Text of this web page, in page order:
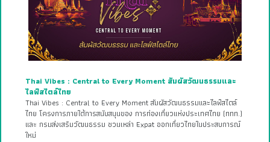
Thai Vibes : Central to Every Moment สัมผัสวัฒนธรรมและ
ไลฟ์สไตล์ไทย
Thai Vibes : Central to Every Moment สัมผัสวัฒนธรรมและไลฟ์สไตล์
ไทย โครงการภายใต้การสนับสนุนของ การท่องเที่ยวแห่งประเทศไทย (ททท.)
และ กรมส่งเสริมวัฒนธรรม ชวนเหล่า Expat ออกเที่ยวไทยในประสบการณ์
ใหม่